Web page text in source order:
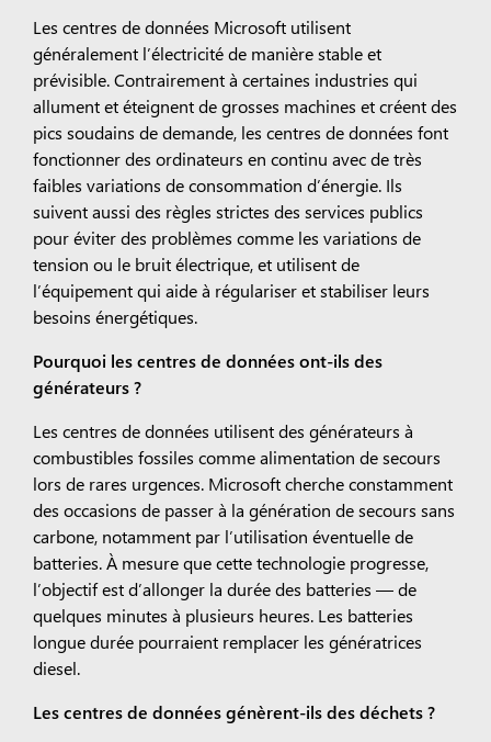
Les centres de données Microsoft utilisent
généralement l’électricité de manière stable et
prévisible. Contrairement à certaines industries qui
allument et éteignent de grosses machines et créent des
pics soudains de demande, les centres de données font
fonctionner des ordinateurs en continu avec de très
faibles variations de consommation d’énergie. Ils
suivent aussi des règles strictes des services publics
pour éviter des problèmes comme les variations de
tension ou le bruit électrique, et utilisent de
l’équipement qui aide à régulariser et stabiliser leurs
besoins énergétiques.
Pourquoi les centres de données ont-ils des
générateurs ?
Les centres de données utilisent des générateurs à
combustibles fossiles comme alimentation de secours
lors de rares urgences. Microsoft cherche constamment
des occasions de passer à la génération de secours sans
carbone, notamment par l’utilisation éventuelle de
batteries. À mesure que cette technologie progresse,
l’objectif est d’allonger la durée des batteries — de
quelques minutes à plusieurs heures. Les batteries
longue durée pourraient remplacer les génératrices
diesel.
Les centres de données génèrent-ils des déchets ?